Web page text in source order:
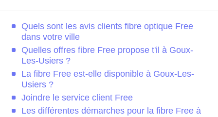
Quels sont les avis clients fibre optique Free
dans votre ville
Quelles offres fibre Free propose t'il à Goux-
Les-Usiers ?
La fibre Free est-elle disponible à Goux-Les-
Usiers ?
Joindre le service client Free
Les différentes démarches pour la fibre Free à